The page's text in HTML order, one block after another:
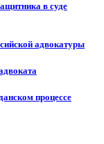
в суде
адвокатуры
процессе